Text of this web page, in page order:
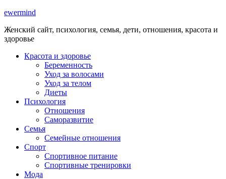
ewermind
Женский сайт, психология, семья, дети, отношения, красота и
здоровье
Красота и здоровье
Беременность
Уход за волосами
Уход за телом
Диеты
Психология
Отношения
Саморазвитие
Семья
Семейные отношения
Спорт
Спортивное питание
Спортивные тренировки
Мода